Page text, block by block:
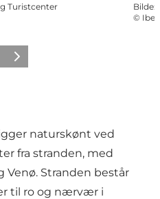
Turistcenter
Bilde:
©
Neste
naturskønt ved
fra stranden, med
Venø. Stranden består
til ro og nærvær i